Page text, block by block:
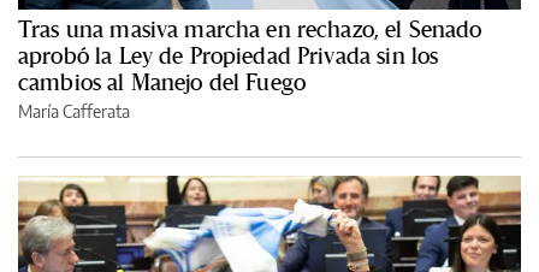
Tras una masiva marcha en rechazo, el Senado
aprobó la Ley de Propiedad Privada sin los
cambios al Manejo del Fuego
María Cafferata